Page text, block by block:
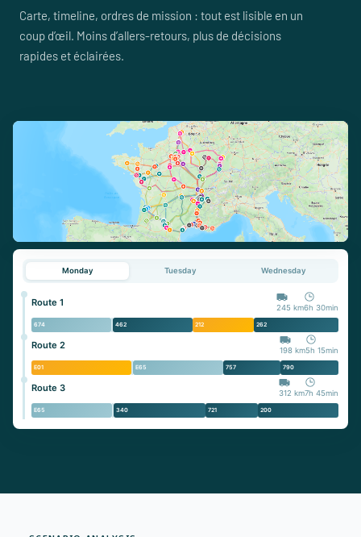
Carte, timeline, ordres de mission : tout est lisible en un
coup d’œil. Moins d’allers-retours, plus de décisions
rapides et éclairées.
Monday Tuesday Wednesday
Route 1 245 km6h 30min
674 462 212 262
Route 2 198 km5h 15min
E01 E65 757 790
Route 3 312 km7h 45min
E65 340 721 200